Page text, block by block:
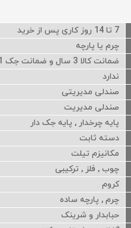
7 تا 14 روز کاری پس از خرید
چرم یا پارچه
ضمانت کالا 3 سال و ضمانت جک 1 سال
ندارد
صندلی مدیریتی
صندلی مدیریت
پایه چرخدار , پایه جک دار
دسته ثابت
مکانیزم تیلت
چوب , فلز , ترکیبی
کروم
چرم , پارچه ساده
حبابدار و شرینک